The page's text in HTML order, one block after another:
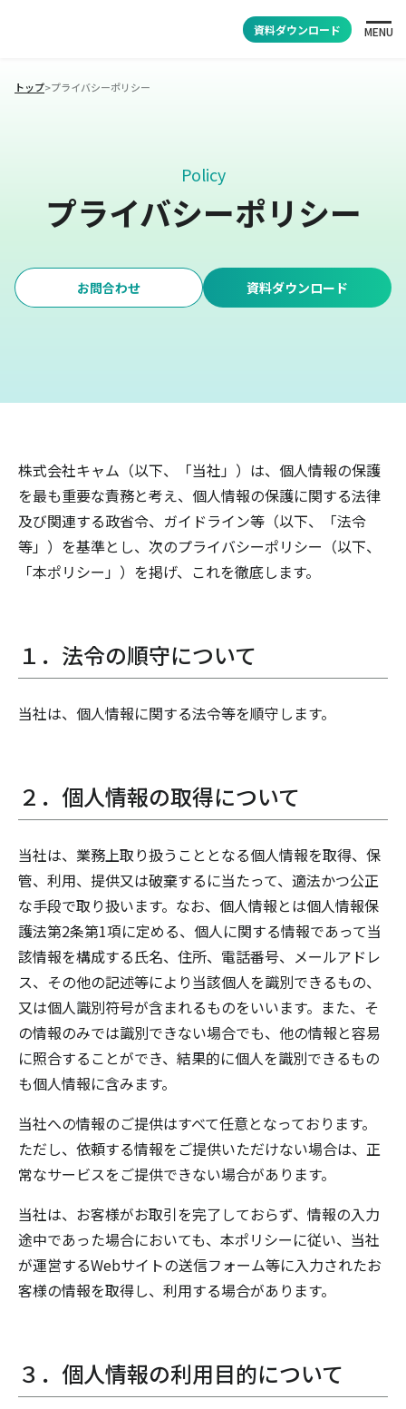
資料ダウンロード MENU
トップ>プライバシーポリシー
Policy
プライバシーポリシー
お問合わせ 資料ダウンロード
株式会社キャム（以下、「当社」）は、個人情報の保護
を最も重要な責務と考え、個人情報の保護に関する法律
及び関連する政省令、ガイドライン等（以下、「法令
等」）を基準とし、次のプライバシーポリシー（以下、
「本ポリシー」）を掲げ、これを徹底します。
１．法令の順守について
当社は、個人情報に関する法令等を順守します。
２．個人情報の取得について
当社は、業務上取り扱うこととなる個人情報を取得、保
管、利用、提供又は破棄するに当たって、適法かつ公正
な手段で取り扱います。なお、個人情報とは個人情報保
護法第2条第1項に定める、個人に関する情報であって当
該情報を構成する氏名、住所、電話番号、メールアドレ
ス、その他の記述等により当該個人を識別できるもの、
又は個人識別符号が含まれるものをいいます。また、そ
の情報のみでは識別できない場合でも、他の情報と容易
に照合することができ、結果的に個人を識別できるもの
も個人情報に含みます。
当社への情報のご提供はすべて任意となっております。
ただし、依頼する情報をご提供いただけない場合は、正
常なサービスをご提供できない場合があります。
当社は、お客様がお取引を完了しておらず、情報の入力
途中であった場合においても、本ポリシーに従い、当社
が運営するWebサイトの送信フォーム等に入力されたお
客様の情報を取得し、利用する場合があります。
３．個人情報の利用目的について